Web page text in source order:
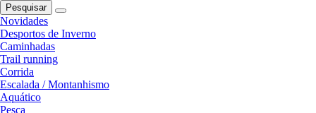
Pesquisar
Novidades
Desportos de Inverno
Caminhadas
Trail running
Corrida
Escalada / Montanhismo
Aquático
Pesca